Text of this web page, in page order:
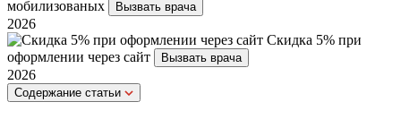
мобилизованых
Вызвать врача
2026
Скидка 5% при
оформлении через сайт
Вызвать врача
2026
Cодержание статьи